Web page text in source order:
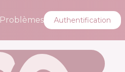
Problèmes Authentification